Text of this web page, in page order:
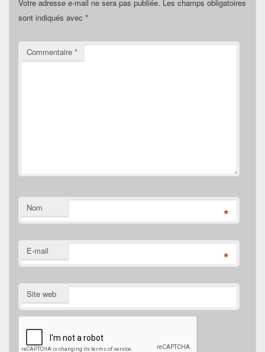
Votre adresse e-mail ne sera pas publiée. Les champs obligatoires
sont indiqués avec *
Commentaire *
Nom *
E-mail *
Site web